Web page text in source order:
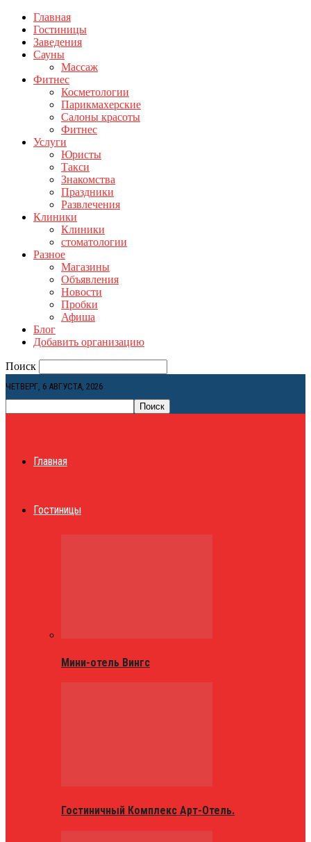
Главная
Гостиницы
Заведения
Сауны
Массаж
Фитнес
Косметологии
Парикмахерские
Салоны красоты
Фитнес
Услуги
Юристы
Такси
Знакомства
Праздники
Развлечения
Клиники
Клиники
стоматологии
Разное
Магазины
Объявления
Новости
Пробки
Афиша
Блог
Добавить организацию
Поиск
ЧЕТВЕРГ, 6 АВГУСТА, 2026
Главная
Гостиницы
Мини-отель Вингс
Гостиничный Комплекс Арт-Отель.